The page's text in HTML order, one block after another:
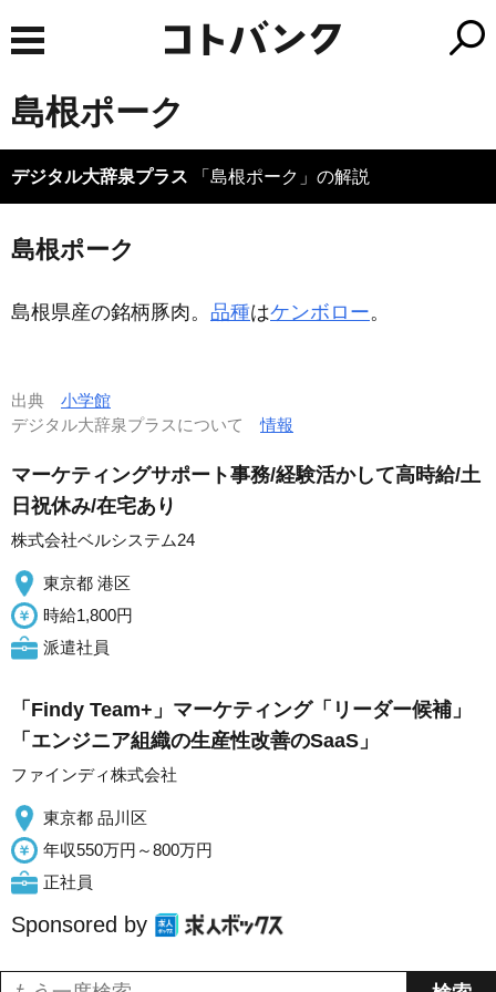
島根ポーク
デジタル大辞泉プラス 「島根ポーク」の解説
島根ポーク
島根県産の銘柄豚肉。 品種はケンボロー。
出典 小学館
デジタル大辞泉プラスについて情報
マーケティングサポート事務/経験活かして高時給/土
日祝休み/在宅あり
株式会社ベルシステム24
東京都 港区
時給1,800円
派遣社員
「Findy Team+」マーケティング「リーダー候補」
「エンジニア組織の生産性改善のSaaS」
ファインディ株式会社
東京都 品川区
年収550万円～800万円
正社員
Sponsored by